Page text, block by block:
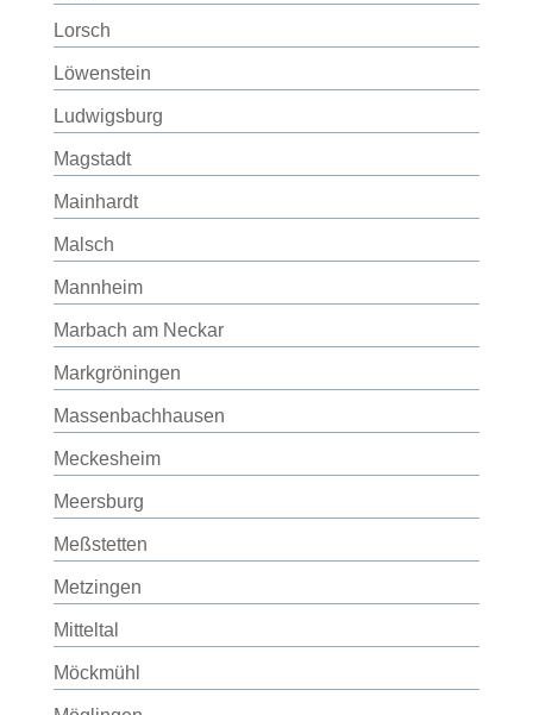
Lorsch
Löwenstein
Ludwigsburg
Magstadt
Mainhardt
Malsch
Mannheim
Marbach am Neckar
Markgröningen
Massenbachhausen
Meckesheim
Meersburg
Meßstetten
Metzingen
Mitteltal
Möckmühl